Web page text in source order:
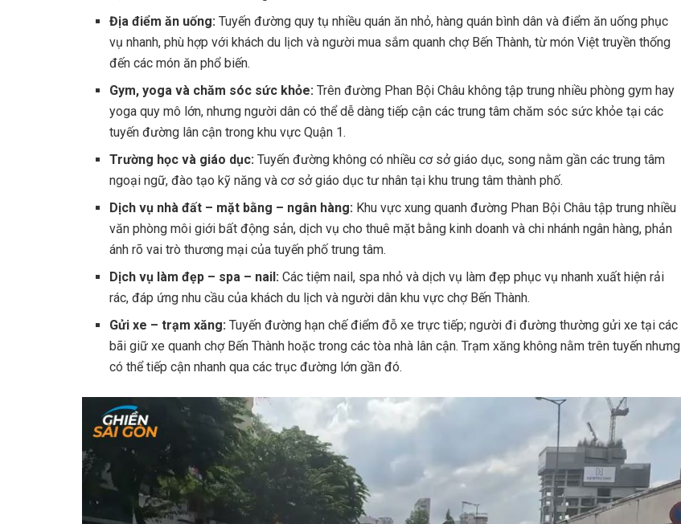
Địa điểm ăn uống: Tuyến đường quy tụ nhiều quán ăn nhỏ, hàng quán bình dân và điểm ăn uống phục
vụ nhanh, phù hợp với khách du lịch và người mua sắm quanh chợ Bến Thành, từ món Việt truyền thống
đến các món ăn phổ biến.
Gym, yoga và chăm sóc sức khỏe: Trên đường Phan Bội Châu không tập trung nhiều phòng gym hay
yoga quy mô lớn, nhưng người dân có thể dễ dàng tiếp cận các trung tâm chăm sóc sức khỏe tại các
tuyến đường lân cận trong khu vực Quận 1.
Trường học và giáo dục: Tuyến đường không có nhiều cơ sở giáo dục, song nằm gần các trung tâm
ngoại ngữ, đào tạo kỹ năng và cơ sở giáo dục tư nhân tại khu trung tâm thành phố.
Dịch vụ nhà đất – mặt bằng – ngân hàng: Khu vực xung quanh đường Phan Bội Châu tập trung nhiều
văn phòng môi giới bất động sản, dịch vụ cho thuê mặt bằng kinh doanh và chi nhánh ngân hàng, phản
ánh rõ vai trò thương mại của tuyến phố trung tâm.
Dịch vụ làm đẹp – spa – nail:Các tiệm nail, spa nhỏ và dịch vụ làm đẹp phục vụ nhanh xuất hiện rải
rác, đáp ứng nhu cầu của khách du lịch và người dân khu vực chợ Bến Thành.
Gửi xe – trạm xăng: Tuyến đường hạn chế điểm đỗ xe trực tiếp; người đi đường thường gửi xe tại các
bãi giữ xe quanh chợ Bến Thành hoặc trong các tòa nhà lân cận. Trạm xăng không nằm trên tuyến nhưng
có thể tiếp cận nhanh qua các trục đường lớn gần đó.